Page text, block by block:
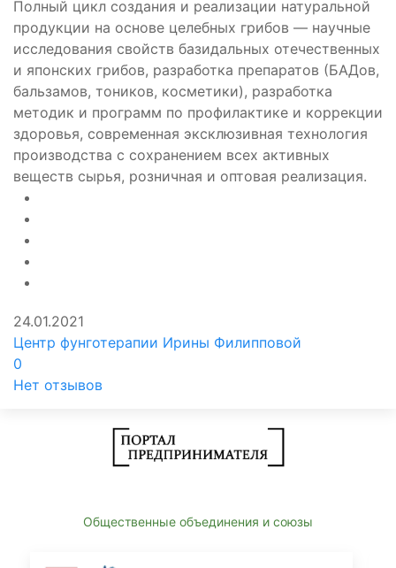
Полный цикл создания и реализации натуральной
продукции на основе целебных грибов — научные
исследования свойств базидальных отечественных
и японских грибов, разработка препаратов (БАДов,
бальзамов, тоников, косметики), разработка
методик и программ по профилактике и коррекции
здоровья, современная эксклюзивная технология
производства с сохранением всех активных
веществ сырья, розничная и оптовая реализация.
24.01.2021
Центр фунготерапии Ирины Филипповой
0
Нет отзывов
Общественные объединения и союзы